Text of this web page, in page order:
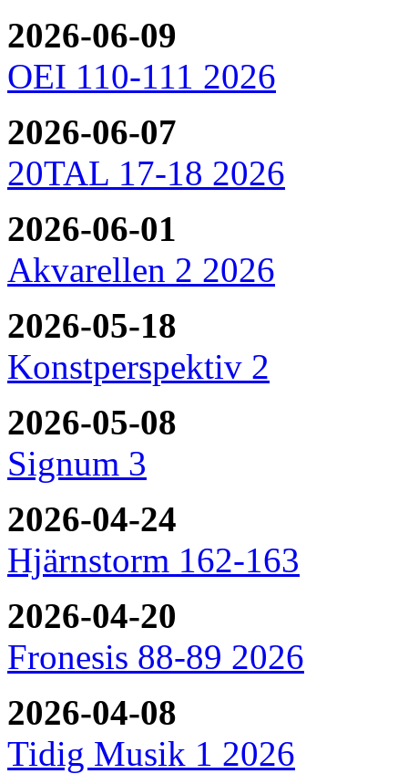
2026-06-09
OEI 110-111 2026
2026-06-07
20TAL 17-18 2026
2026-06-01
Akvarellen 2 2026
2026-05-18
Konstperspektiv 2
2026-05-08
Signum 3
2026-04-24
Hjärnstorm 162-163
2026-04-20
Fronesis 88-89 2026
2026-04-08
Tidig Musik 1 2026